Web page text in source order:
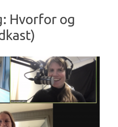
Hvorfor og